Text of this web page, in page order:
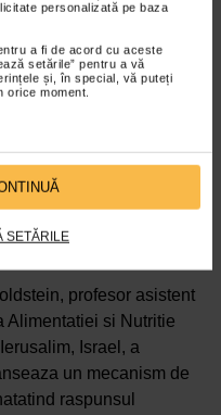
personalizată pe baza
a fi de acord cu aceste
setările” pentru a vă
și, în special, vă puteți
orice moment.
SETĂRILE
schimbare, a spus
prin cetone crescute
combustibil celulelor, in
stimularea acestora,
proces este beta-
de energie si
in
profesor asistent
Alimentatiei si Nutritie
Israel, a
un mecanism de
raspunsul